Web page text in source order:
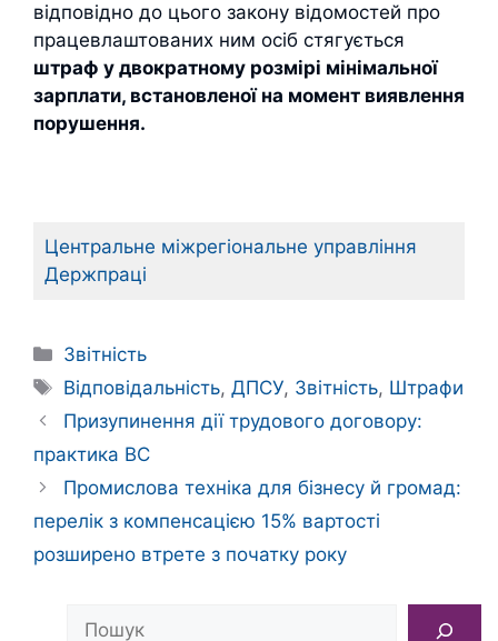
відповідно до цього закону відомостей про
працевлаштованих ним осіб стягується
штраф у двократному розмірі мінімальної
зарплати, встановленої на момент виявлення
порушення.
Центральне міжрегіональне управління
Держпраці
Категорії
Звітність
Позначки
Відповідальність,ДПСУ, Звітність, Штрафи
Призупинення дії трудового договору:
практика ВС
Промислова техніка для бізнесу й громад:
перелік з компенсацією 15% вартості
розширено втрете з початку року
Пошук